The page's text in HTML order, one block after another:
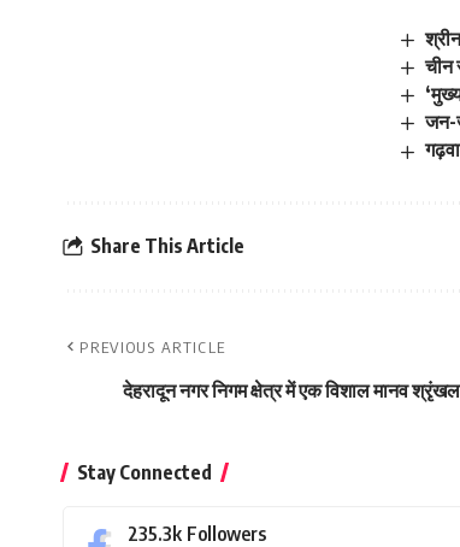
चीन
जन-
Share This Article
PREVIOUS ARTICLE
देहरादून नगर निगम क्षेत्र में एक विशाल मानव
Stay Connected
235.3k Followers